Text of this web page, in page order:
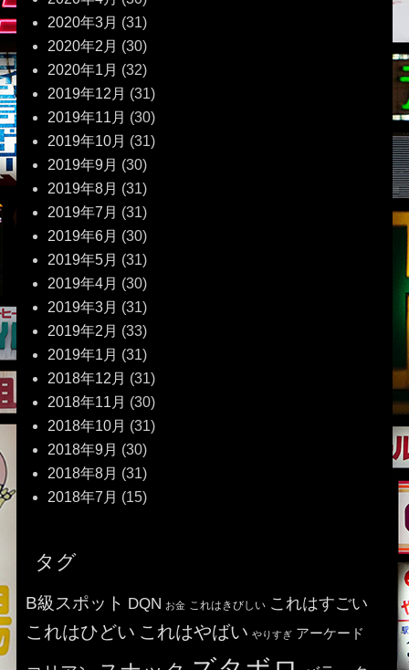
2020年3月 (31)
2020年2月 (30)
2020年1月 (32)
2019年12月 (31)
2019年11月 (30)
2019年10月 (31)
2019年9月 (30)
2019年8月 (31)
2019年7月 (31)
2019年6月 (30)
2019年5月 (31)
2019年4月 (30)
2019年3月 (31)
2019年2月 (33)
2019年1月 (31)
2018年12月 (31)
2018年11月 (30)
2018年10月 (31)
2018年9月 (30)
2018年8月 (31)
2018年7月 (15)
タグ
B級スポット DQN お金 これはきびしい これはすごい
これはひどい これはやばい やりすぎ アーケード